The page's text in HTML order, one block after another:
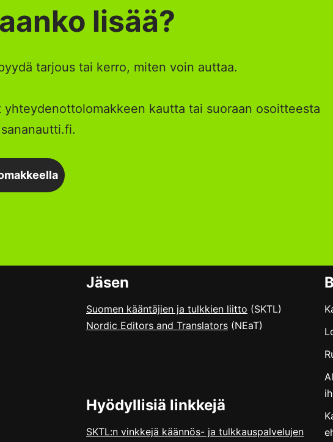
lisää?
tarjous tai kerro, miten voin auttaa.
yhteydenottolomakkeen kautta tai suoraan osoitteesta
Jäsen
Suomen kääntäjien ja tulkkien liitto (SKTL)
Nordic Editors and Translators (NEaT)
Hyödyllisiä linkkejä
SKTL:n vinkkejä käännös- ja tulkkauspalvelujen